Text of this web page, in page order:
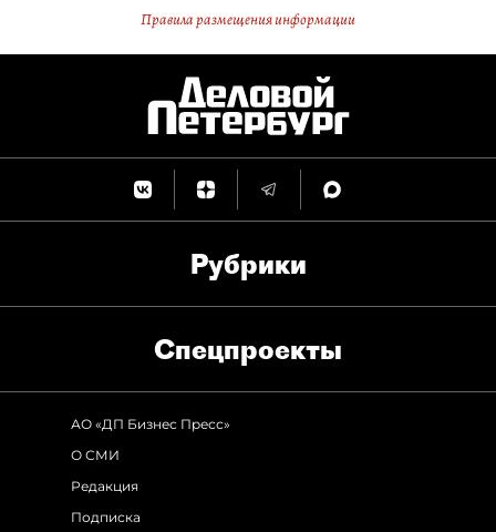
Правила размещения информации
Рубрики
Спец­проекты
АО «ДП Бизнес Пресс»
О СМИ
Редакция
Подписка